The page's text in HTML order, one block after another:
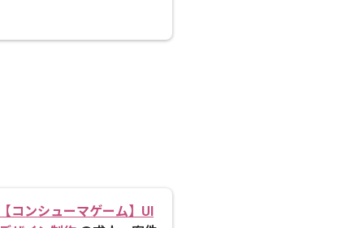
コンシューマゲーム】UI